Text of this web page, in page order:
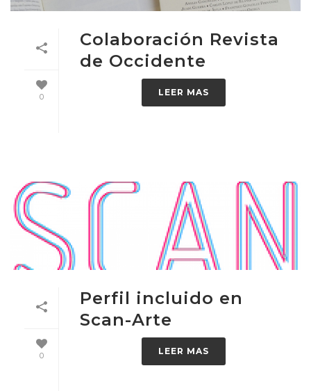
0
Colaboración Revista
de Occidente
LEER MAS
0
Perfil incluido en
Scan-Arte
LEER MAS